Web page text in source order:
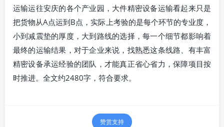
运输运往安庆的各个产业园，大件精密设备运输看起来只是
把货物从A点运到B点，实际上考验的是每个环节的专业度，
小到减震垫的厚度，大到路线的选择，每一个细节都影响着
最终的运输结果，对于企业来说，找熟悉这条线路、有丰富
精密设备承运经验的团队，才能真正省心省力，保障项目按
时推进。全文约2480字，符合要求。
赞赏支持